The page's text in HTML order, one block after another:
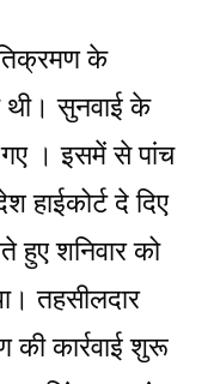
के
थी। सुनवाई के
गए । इसमें से पांच
दे दिए
शनिवार को
तहसीलदार
की कार्रवाई शुरू